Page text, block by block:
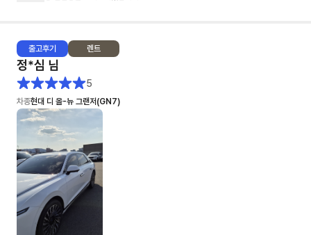
출고후기 렌트
정*심 님
5
차종현대 디 올-뉴 그랜저(GN7)